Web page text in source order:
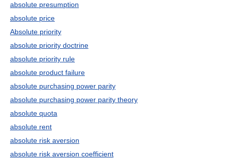
absolute presumption
absolute price
Absolute priority
absolute priority doctrine
absolute priority rule
absolute product failure
absolute purchasing power parity
absolute purchasing power parity theory
absolute quota
absolute rent
absolute risk aversion
absolute risk aversion coefficient